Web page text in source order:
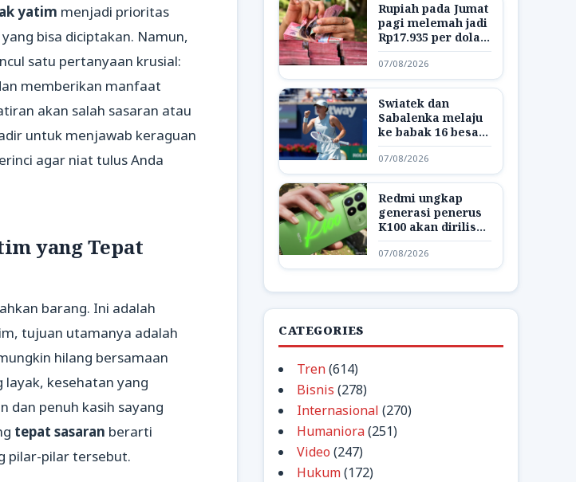
yatim menjadi prioritas
bisa diciptakan. Namun,
satu pertanyaan krusial:
memberikan manfaat
akan salah sasaran atau
untuk menjawab keraguan
agar niat tulus Anda
yang Tepat
barang. Ini adalah
tujuan utamanya adalah
hilang bersamaan
kesehatan yang
dan penuh kasih sayang
tepat sasaran berarti
pilar-pilar tersebut.
Rupiah pada Jumat
pagi melemah jadi
Rp17.935 per dolar
AS
07/08/2026
Swiatek dan
Sabalenka melaju
ke babak 16 besar
WTA 1000 Toronto
07/08/2026
Redmi ungkap
generasi penerus
K100 akan dirilis
dengan nama K200
07/08/2026
CATEGORIES
Tren(614)
Bisnis (278)
Internasional (270)
Humaniora(251)
Video (247)
Hukum(172)